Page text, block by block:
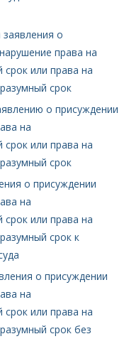
о
права на
срок или права на
срок
о присуждении
на
срок или права на
срок
о присуждении
на
срок или права на
срок к
о присуждении
на
срок или права на
срок без